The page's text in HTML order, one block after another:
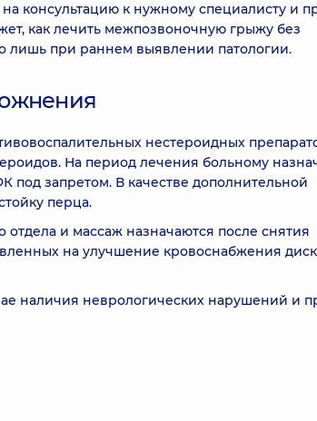
консультацию к нужному специалисту и
как лечить межпозвоночную грыжу без
лишь при раннем выявлении патологии.
нестероидных
На период лечения больному
запретом. В качестве дополнительной
перца.
и массаж назначаются после снятия
на улучшение кровоснабжения
наличия неврологических нарушений и